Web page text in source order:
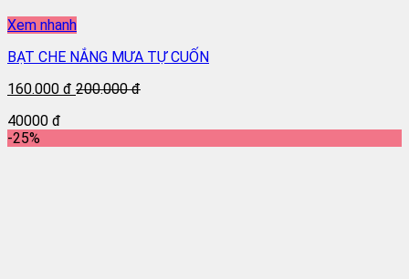
Xem nhanh
BẠT CHE NẮNG MƯA TỰ CUỐN
160.000 đ 200.000 đ
40000 đ
-25%